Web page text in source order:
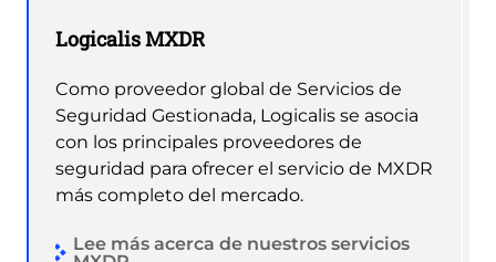
Logicalis MXDR
Como proveedor global de Servicios de
Seguridad Gestionada, Logicalis se asocia
con los principales proveedores de
seguridad para ofrecer el servicio de MXDR
más completo del mercado.
Lee más acerca de nuestros servicios